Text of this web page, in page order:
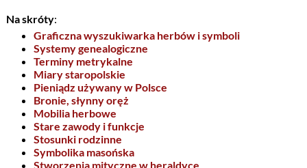
Na skróty:
Graficzna wyszukiwarka herbów i symboli
Systemy genealogiczne
Terminy metrykalne
Miary staropolskie
Pieniądz używany w Polsce
Bronie, słynny oręż
Mobilia herbowe
Stare zawody i funkcje
Stosunki rodzinne
Symbolika masońska
Stworzenia mityczne w heraldyce